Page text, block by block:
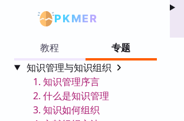
PKMER
教程
专题
知识管理与知识组织
1. 知识管理序言
2. 什么是知识管理
3. 知识如何组织